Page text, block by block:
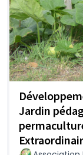
Jardin